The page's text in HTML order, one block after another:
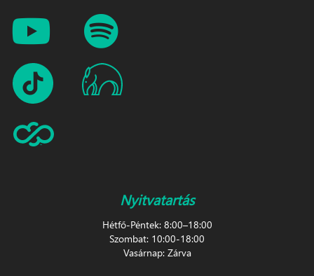
Nyitvatartás
Hétfő-Péntek: 8:00–18:00
Szombat: 10:00-18:00
Vasárnap: Zárva